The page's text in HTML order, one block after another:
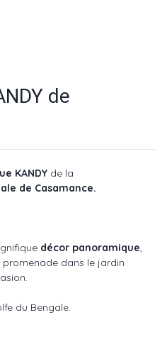
de
KANDY de la
de Casamance.
décor panoramique
dans le jardin
du Bengale